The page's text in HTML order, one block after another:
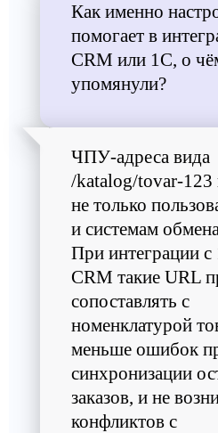
Как именно
помогает в
CRM или 1С, о
упомянули?
ЧПУ-адреса вида
/katalog/tovar-123
не только
и системам
При интеграции
CRM такие URL
сопоставлять с
номенклатурой
меньше ошибок
синхронизации
заказов, и не
конфликтов с